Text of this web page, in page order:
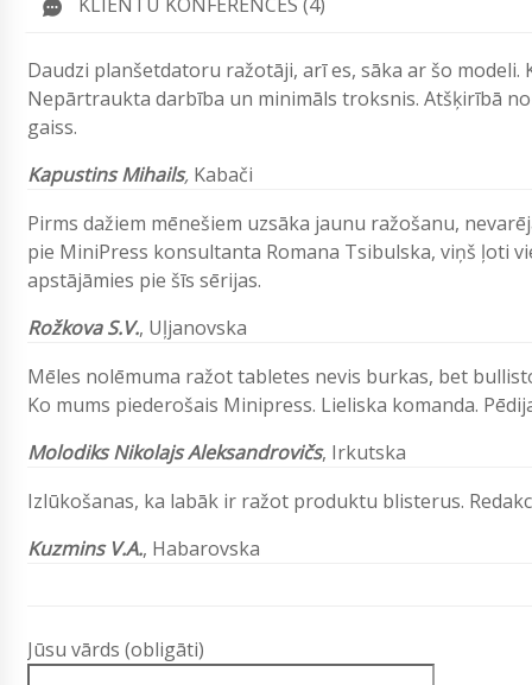
KLIENTU KONFERENCES (4)
Daudzi planšetdatoru ražotāji, arī es, sāka ar šo
Nepārtraukta darbība un minimāls troksnis. Atšķirībā
gaiss.
Kapustins Mihails, Kabači
Pirms dažiem mēnešiem uzsāka jaunu ražošanu,
pie MiniPress konsultanta Romana Tsibulska, viņš ļoti
apstājāmies pie šīs sērijas.
Rožkova S.V., Uļjanovska
Mēles nolēmuma ražot tabletes nevis burkas, bet
Ko mums piederošais Minipress. Lieliska komanda.
Molodiks Nikolajs Aleksandrovičs, Irkutska
Izlūkošanas, ka labāk ir ražot produktu blisterus.
Kuzmins V.A., Habarovska
Jūsu vārds (obligāti)